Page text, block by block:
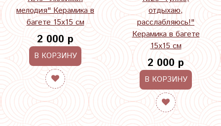
мелодия" Керамика в
багете 15х15 см
2 000 р
В КОРЗИНУ
отдыхаю,
расслабляюсь!"
Керамика в багете
15х15 см
2 000 р
В КОРЗИНУ